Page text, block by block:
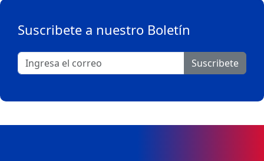
Suscribete a nuestro Boletín
Suscribete